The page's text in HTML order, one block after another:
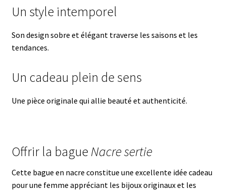
Un style intemporel
Son design sobre et élégant traverse les saisons et les
tendances.
Un cadeau plein de sens
Une pièce originale qui allie beauté et authenticité.
Offrir la bague Nacre sertie
Cette bague en nacre constitue une excellente idée cadeau
pour une femme appréciant les bijoux originaux et les